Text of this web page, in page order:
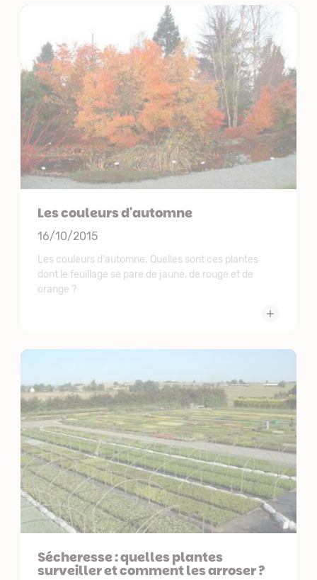
Les couleurs d'automne
16/10/2015
Les couleurs d'automne. Quelles sont ces plantes
dont le feuillage se pare de jaune, de rouge et de
orange ?
Sécheresse : quelles plantes
surveiller et comment les arroser ?